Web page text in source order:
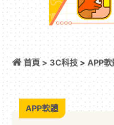
首頁 >3C科技 >APP軟
AI 畫面引發外媒
APP軟體